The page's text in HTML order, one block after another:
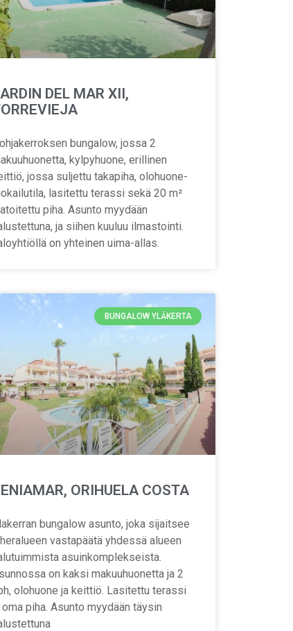
DEL MAR XII,
bungalow, jossa 2
kylpyhuone, erillinen
jossa suljettu takapiha, olohuone-
lasitettu terassi sekä 20 m²
piha. Asunto myydään
ja siihen kuuluu ilmastointi.
on yhteinen uima-allas.
BUNGALOW YLÄKERTA
ORIHUELA COSTA
bungalow asunto, joka sijaitsee
vastapäätä yhdessä alueen
asuinkomplekseista.
on kaksi makuuhuonetta ja 2
olohuone ja keittiö. Lasitettu terassi
oma piha. Asunto myydään täysin